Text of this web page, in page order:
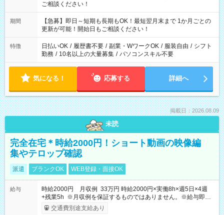
ご相談ください！
期間
【急募】即日～短期も長期もOK！最短翌月末まで 1か月ごとの
更新が可能！開始日もご相談ください！
特徴 日払いOK / 履歴書不要 / 副業・WワークOK / 服装自由 / シフト
勤務 / 10名以上の大量募集 / パソコンスキル不要
気になる！ 応募する 詳細へ
掲載日：2026.08.09
未読
完全在宅＊時給2000円！ショート動画の映像編
集やテロップ確認
派遣 ブランクOK WEB登録・面接OK
給与
時給2000円 月収例 33万円 時給2000円×実働8h×週5日×4週
+残業5h ※月収例を保証するものではありません。※給与即受
取りサービス利用可（利用条件有）
交通費別途支給あり